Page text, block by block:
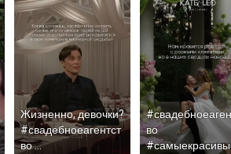
Жизненно, девочки?
#свадебноеагентст
во
во